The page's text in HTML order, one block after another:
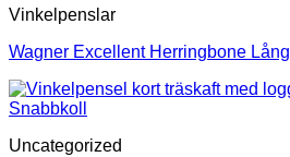
Vinkelpenslar
Wagner Excellent Herringbone
Snabbkoll
Uncategorized